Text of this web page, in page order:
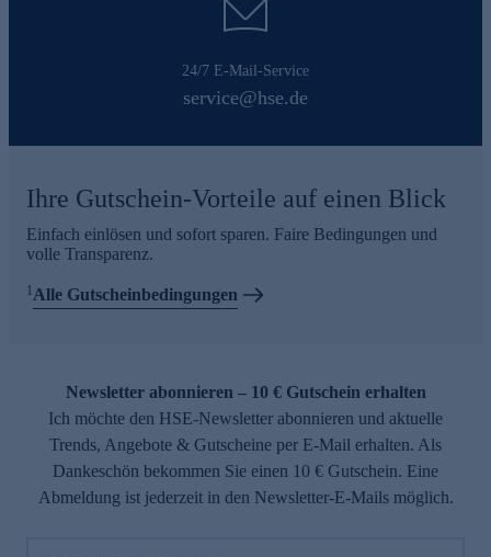
24/7 E-Mail-Service
service@hse.de
Ihre Gutschein-Vorteile auf einen Blick
Einfach einlösen und sofort sparen. Faire Bedingungen und
volle Transparenz.
1Alle Gutscheinbedingungen
Newsletter abonnieren – 10 € Gutschein erhalten
Ich möchte den HSE-Newsletter abonnieren und aktuelle
Trends, Angebote & Gutscheine per E-Mail erhalten. Als
Dankeschön bekommen Sie einen 10 € Gutschein. Eine
Abmeldung ist jederzeit in den Newsletter-E-Mails möglich.